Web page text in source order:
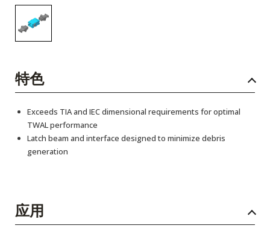
特色
Exceeds TIA and IEC dimensional requirements for optimal
TWAL performance
Latch beam and interface designed to minimize debris
generation
应用